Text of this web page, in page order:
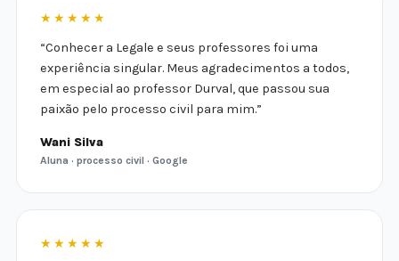
★★★★★
“Conhecer a Legale e seus professores foi uma
experiência singular. Meus agradecimentos a todos,
em especial ao professor Durval, que passou sua
paixão pelo processo civil para mim.”
Wani Silva
Aluna · processo civil · Google
★★★★★